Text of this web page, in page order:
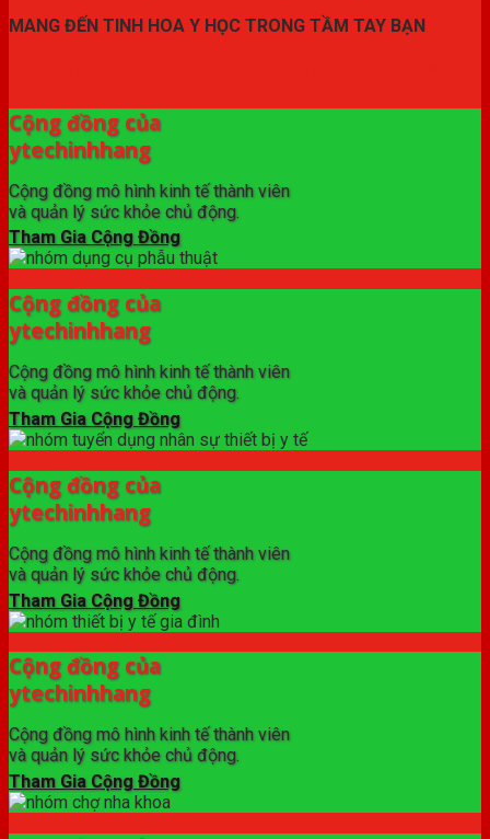
MANG ĐẾN TINH HOA Y HỌC TRONG TẦM TAY BẠN
Cộng đồng của
ytechinhhang
Cộng đồng mô hình kinh tế thành viên
và quản lý sức khỏe chủ động.
Tham Gia Cộng Đồng
Cộng đồng của
ytechinhhang
Cộng đồng mô hình kinh tế thành viên
và quản lý sức khỏe chủ động.
Tham Gia Cộng Đồng
Cộng đồng của
ytechinhhang
Cộng đồng mô hình kinh tế thành viên
và quản lý sức khỏe chủ động.
Tham Gia Cộng Đồng
Cộng đồng của
ytechinhhang
Cộng đồng mô hình kinh tế thành viên
và quản lý sức khỏe chủ động.
Tham Gia Cộng Đồng